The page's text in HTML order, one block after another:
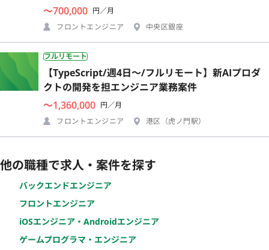
〜700,000 円／月
フロントエンジニア
中央区銀座
フルリモート
【TypeScript/週4日〜/フルリモート】新AIプロダ
クトの開発を担エンジニア業務案件
〜1,360,000 円／月
フロントエンジニア
港区（虎ノ門駅）
他の職種で求人・案件を探す
バックエンドエンジニア
フロントエンジニア
iOSエンジニア・Androidエンジニア
ゲームプログラマ・エンジニア